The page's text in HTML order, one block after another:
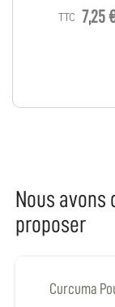
TTC 7,25
Nous
proposer
Curcuma